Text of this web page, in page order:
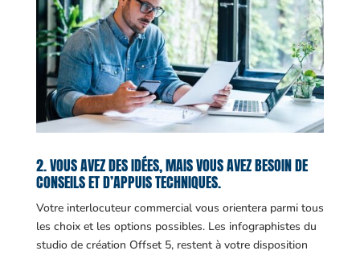
2. VOUS AVEZ DES IDÉES, MAIS VOUS AVEZ BESOIN DE
CONSEILS ET D’APPUIS TECHNIQUES.
Votre interlocuteur commercial vous orientera parmi tous
les choix et les options possibles. Les infographistes du
studio de création Offset 5, restent à votre disposition